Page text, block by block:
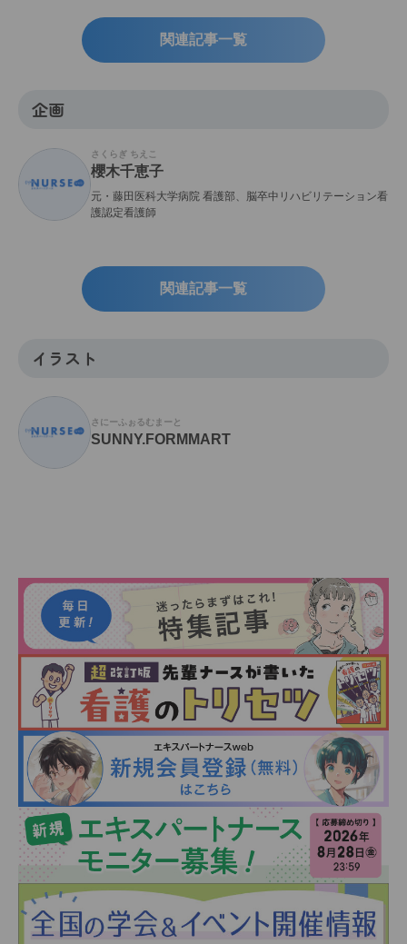
関連記事一覧
企画
さくらぎ ちえこ
櫻木千恵子
元・藤田医科大学病院 看護部、脳卒中リハビリテーション看
護認定看護師
関連記事一覧
イラスト
さにーふぉるむまーと
SUNNY.FORMMART